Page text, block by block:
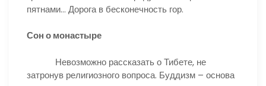
пятнами… Дорога в бесконечность гор.
Сон о монастыре
Невозможно рассказать о Тибете, не
затронув религиозного вопроса. Буддизм – основа